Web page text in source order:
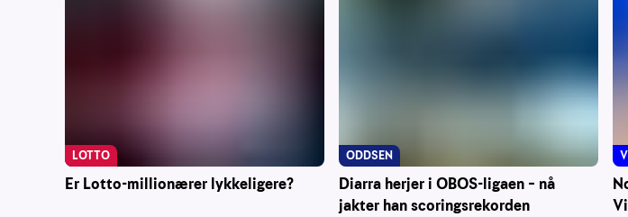
Er Lotto-millionærer lykkeligere?
LOTTO
Diarra herjer i OBOS-ligaen – nå
jakter han scoringsrekorden
ODDSEN